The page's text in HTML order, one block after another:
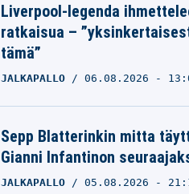
Liverpool-legenda
ratkaisua –
tämä”
JALKAPALLO 06.08.2026 -
Sepp Blatterinkin mitta
Gianni Infantinon
JALKAPALLO 05.08.2026 -